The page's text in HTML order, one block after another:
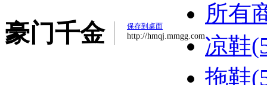
豪门千金 保存到桌面
http://hmqj.mmgg.com
所有
凉鞋
拖鞋